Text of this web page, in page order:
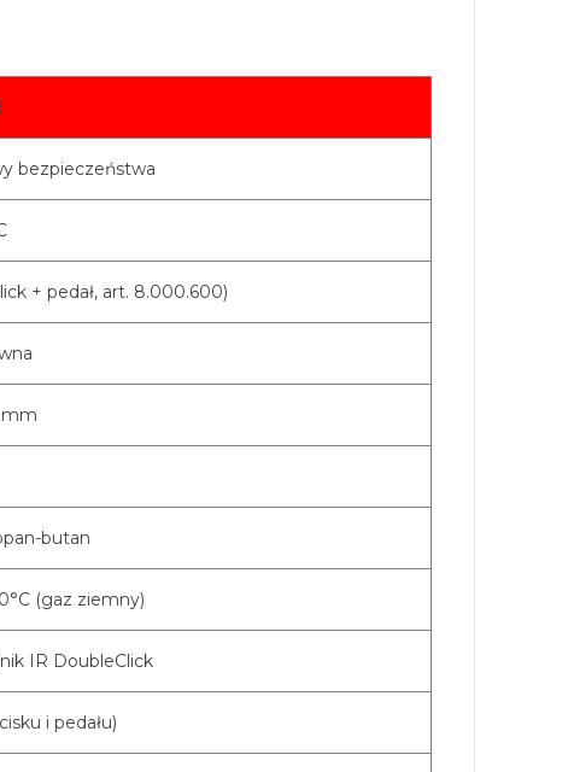
bezpieczeństwa
+ pedał, art. 8.000.600)
mm
butan
(gaz ziemny)
IR DoubleClick
i pedału)